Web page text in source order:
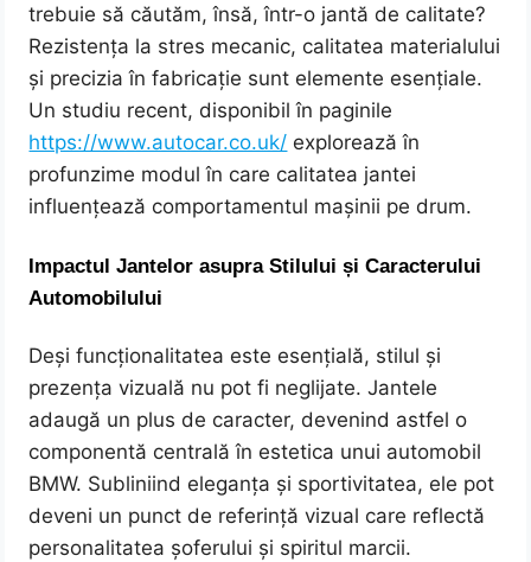
trebuie să căutăm, însă, într-o jantă de calitate?
Rezistența la stres mecanic, calitatea materialului
și precizia în fabricație sunt elemente esențiale.
Un studiu recent, disponibil în paginile
https://www.autocar.co.uk/ explorează în
profunzime modul în care calitatea jantei
influențează comportamentul mașinii pe drum.
Impactul Jantelor asupra Stilului și Caracterului
Automobilului
Deși funcționalitatea este esențială, stilul și
prezența vizuală nu pot fi neglijate. Jantele
adaugă un plus de caracter, devenind astfel o
componentă centrală în estetica unui automobil
BMW. Subliniind eleganța și sportivitatea, ele pot
deveni un punct de referință vizual care reflectă
personalitatea șoferului și spiritul marcii.